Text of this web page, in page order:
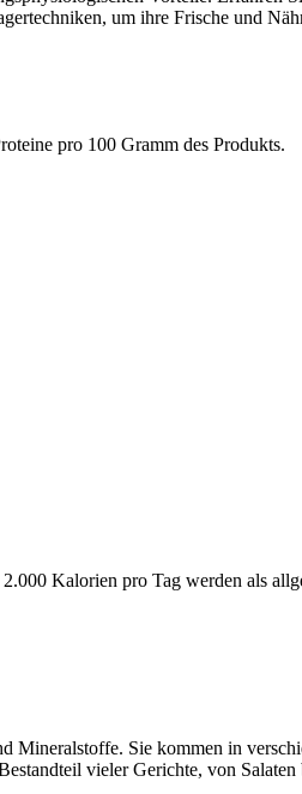
um ihre Frische und
pro 100 Gramm des Produkts.
Kalorien pro Tag werden als
Sie kommen in
vieler Gerichte, von Salaten